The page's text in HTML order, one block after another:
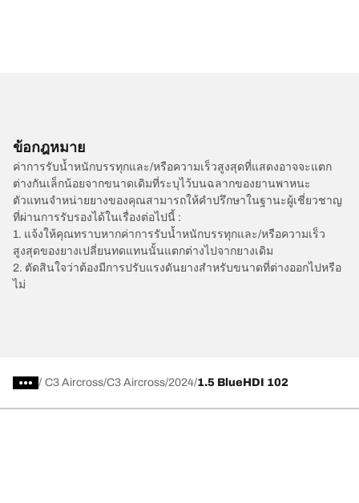
ข้อกฎหมาย
ค่าการรับน้ำหนักบรรทุกและ/หรือความเร็วสูงสุดที่แสดงอาจจะแตก
ต่างกันเล็กน้อยจากขนาดเดิมที่ระบุไว้บนฉลากของยานพาหนะ
ตัวแทนจำหน่ายยางของคุณสามารถให้คำปรึกษาในฐานะผู้เชี่ยวชาญ
ที่ผ่านการรับรองได้ในเรื่องต่อไปนี้ :
1. แจ้งให้คุณทราบหากค่าการรับน้ำหนักบรรทุกและ/หรือความเร็ว
สูงสุดของยางเปลี่ยนทดแทนนั้นแตกต่างไปจากยางเดิม
2. ตัดสินใจว่าต้องมีการปรับแรงดันยางสำหรับขนาดที่ต่างออกไปหรือ
ไม่
/ C3 Aircross C3 Aircross 2024 1.5 BlueHDI 102